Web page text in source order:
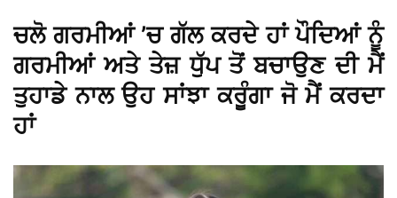
ਚਲੋ ਗਰਮੀਆਂ ’ਚ ਗੱਲ ਕਰਦੇ ਹਾਂ ਪੌਦਿਆਂ ਨੂੰ
ਗਰਮੀਆਂ ਅਤੇ ਤੇਜ਼ ਧੁੱਪ ਤੋਂ ਬਚਾਉਣ ਦੀ ਮੈਂ
ਤੁਹਾਡੇ ਨਾਲ ਉਹ ਸਾਂਝਾ ਕਰੂੰਗਾ ਜੋ ਮੈਂ ਕਰਦਾ
ਹਾਂ